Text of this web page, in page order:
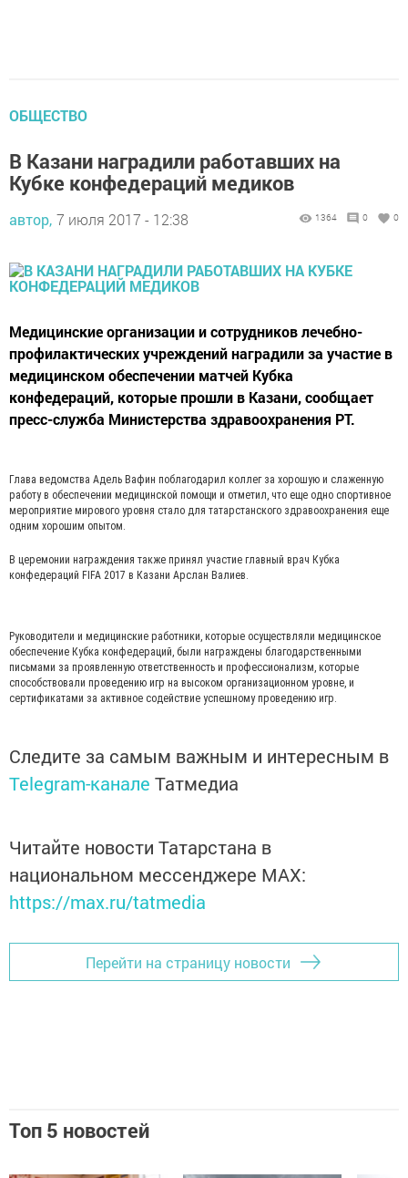
ОБЩЕСТВО
В Казани наградили работавших на
Кубке конфедераций медиков
автор, 7 июля 2017 - 12:38 1364 0 0
Медицинские организации и сотрудников лечебно-
профилактических учреждений наградили за участие в
медицинском обеспечении матчей Кубка
конфедераций, которые прошли в Казани, сообщает
пресс-служба Министерства здравоохранения РТ.
Глава ведомства Адель Вафин поблагодарил коллег за хорошую и слаженную
работу в обеспечении медицинской помощи и отметил, что еще одно спортивное
мероприятие мирового уровня стало для татарстанского здравоохранения еще
одним хорошим опытом.
В церемонии награждения также принял участие главный врач Кубка
конфедераций FIFA 2017 в Казани Арслан Валиев.
Руководители и медицинские работники, которые осуществляли медицинское
обеспечение Кубка конфедераций, были награждены благодарственными
письмами за проявленную ответственность и профессионализм, которые
способствовали проведению игр на высоком организационном уровне, и
сертификатами за активное содействие успешному проведению игр.
Следите за самым важным и интересным в
Telegram-канале Татмедиа
Читайте новости Татарстана в
национальном мессенджере MАХ:
https://max.ru/tatmedia
Перейти на страницу новости
Топ 5 новостей